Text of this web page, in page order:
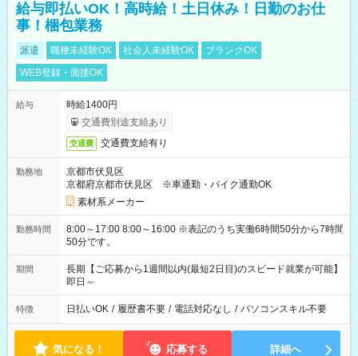
給与即払いOK！高時給！土日休み！日勤のお仕
事！梱包業務
派遣 職種未経験OK 社会人未経験OK
ブランクOK
WEB登録・面接OK
給与
時給1400円
交通費別途支給あり
交通費 交通費支給有り
勤務地
京都市伏見区
京都府京都市伏見区 ※車通勤・バイク通勤OK
素材系メーカー
勤務時間
8:00～17:00 8:00～16:00 ※表記のうち実働6時間50分から7時間
50分です。
期間
長期【ご応募から1週間以内(最短2日目)のスピード就業が可能】
即日～
特徴 日払いOK / 履歴書不要 / 電話対応なし / パソコンスキル不要
気になる！ 応募する 詳細へ